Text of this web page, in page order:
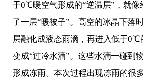
于0℃暖空气形成的“逆温层”，就像
了一层“暖被子”。高空的冰晶下落
层融化成液态雨滴，再进入低于0℃
变成“过冷水滴”。这些水滴一碰到
形成冻雨。本次过程出现冻雨的很